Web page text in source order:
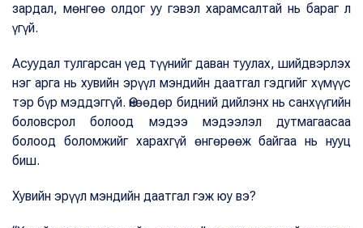
зардал, мөнгөө олдог уу гэвэл харамсалтай нь бараг л
үгүй.
Асуудал тулгарсан үед түүнийг даван туулах, шийдвэрлэх
нэг арга нь хувийн эрүүл мэндийн даатгал гэдгийг хүмүүс
тэр бүр мэддэггүй. Өнөөдөр бидний дийлэнх нь санхүүгийн
боловсрол болоод мэдээ мэдээлэл дутмагаасаа
болоод боломжийг харахгүй өнгөрөөж байгаа нь нууц
биш.
Хувийн эрүүл мэндийн даатгал гэж юу вэ?